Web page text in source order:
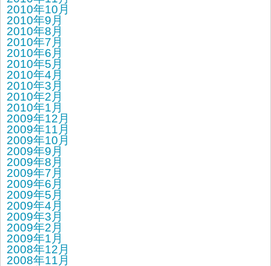
2010年10月
2010年9月
2010年8月
2010年7月
2010年6月
2010年5月
2010年4月
2010年3月
2010年2月
2010年1月
2009年12月
2009年11月
2009年10月
2009年9月
2009年8月
2009年7月
2009年6月
2009年5月
2009年4月
2009年3月
2009年2月
2009年1月
2008年12月
2008年11月